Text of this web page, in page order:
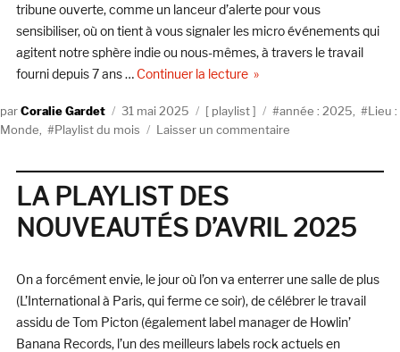
tribune ouverte, comme un lanceur d’alerte pour vous
sensibiliser, où on tient à vous signaler les micro événements qui
agitent notre sphère indie ou nous-mêmes, à travers le travail
fourni depuis 7 ans … Continuer la lecturede « LA PLAYLIST DES
AuteurCoralie Gardet
Publié
le
31 mai 2025 Catégories
playlist Étiquettes
année : 2025
Lieu :
Monde
Playlist du mois Laisser un commentaire
DE
MAI
LA PLAYLIST DES
NOUVEAUTÉS D’AVRIL 2025
On a forcément envie, le jour où l’on va enterrer une salle de plus
(L’International à Paris, qui ferme ce soir), de célébrer le travail
assidu de Tom Picton (également label manager de Howlin’
Banana Records, l’un des meilleurs labels rock actuels en